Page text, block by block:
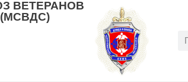
ВЕТЕРАНОВ